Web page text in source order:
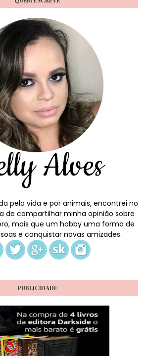
pela vida e por animais, encontrei no
de compartilhar minha opinião sobre
mais que um hobby uma forma de
e conquistar novas amizades.
PUBLICIDADE